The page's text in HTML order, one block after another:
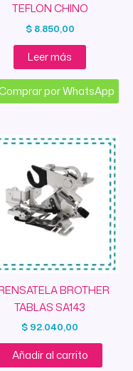
TEFLON CHINO
$8.850,00
Leer más
por WhatsApp
BROTHER
TABLAS SA143
$ 92.040,00
Añadir al carrito